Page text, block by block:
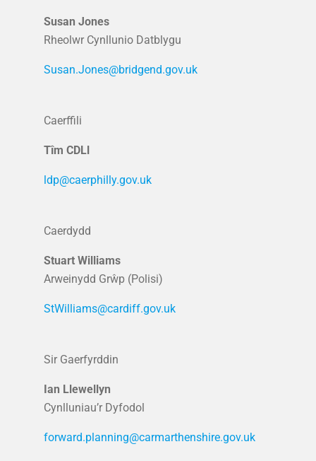
Susan Jones
Rheolwr Cynllunio Datblygu
Susan.Jones@bridgend.gov.uk
Caerffili
Tîm CDLl
ldp@caerphilly.gov.uk
Caerdydd
Stuart Williams
Arweinydd Grŵp (Polisi)
StWilliams@cardiff.gov.uk
Sir Gaerfyrddin
Ian Llewellyn
Cynlluniau’r Dyfodol
forward.planning@carmarthenshire.gov.uk